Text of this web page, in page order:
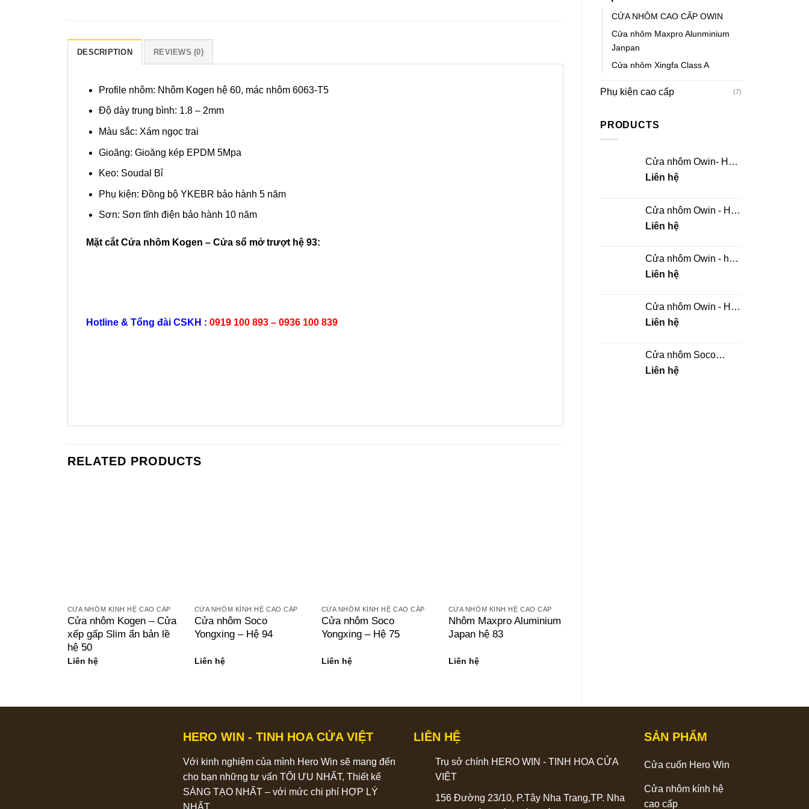
CỬA NHÔM CAO CẤP OWIN
Cửa nhôm Maxpro Alunminium
Janpan
Cửa nhôm Xingfa Class A
Phụ kiện cao cấp (7)
PRODUCTS
Cửa nhôm Owin- Hệ
mở lùa
Liên hệ
Cửa nhôm Owin - Hệ
trượt quay
Liên hệ
Cửa nhôm Owin - hệ
chấn song
Liên hệ
Cửa nhôm Owin - Hệ
thủy lực
Liên hệ
Cửa nhôm Soco
Yongxing - Hệ 180
Liên hệ
DESCRIPTION REVIEWS (0)
Profile nhôm: Nhôm Kogen hệ 60, mác nhôm 6063-T5
Độ dày trung bình: 1.8 – 2mm
Màu sắc: Xám ngọc trai
Gioăng: Gioăng kép EPDM 5Mpa
Keo: Soudal Bỉ
Phụ kiện: Đồng bộ YKEBR bảo hành 5 năm
Sơn: Sơn tĩnh điện bảo hành 10 năm
Mặt cắt Cửa nhôm Kogen – Cửa sổ mở trượt hệ 93:
Hotline & Tổng đài CSKH : 0919 100 893 – 0936 100 839
RELATED PRODUCTS
CỬA NHÔM KÍNH HỆ CAO CẤP
Cửa nhôm Kogen – Cửa
xếp gấp Slim ẩn bản lề
hệ 50
Liên hệ
CỬA NHÔM KÍNH HỆ CAO CẤP
Cửa nhôm Soco
Yongxing – Hệ 94
Liên hệ
CỬA NHÔM KÍNH HỆ CAO CẤP
Cửa nhôm Soco
Yongxing – Hệ 75
Liên hệ
CỬA NHÔM KÍNH HỆ CAO CẤP
Nhôm Maxpro Aluminium
Japan hệ 83
Liên hệ
HERO WIN - TINH HOA CỬA VIỆT
Với kinh nghiệm của mình Hero Win sẽ mang đến
cho bạn những tư vấn TỐI ƯU NHẤT, Thiết kế
SÁNG TẠO NHẤT – với mức chi phí HỢP LÝ
NHẤT.
LIÊN HỆ
Trụ sở chính HERO WIN - TINH HOA CỬA
VIỆT
156 Đường 23/10, P.Tây Nha Trang,TP. Nha
SẢN PHẨM
Cửa cuốn Hero Win
Cửa nhôm kính hệ
cao cấp